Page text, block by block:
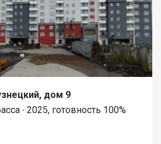
дом 9
∙ 2025, готовность 100%